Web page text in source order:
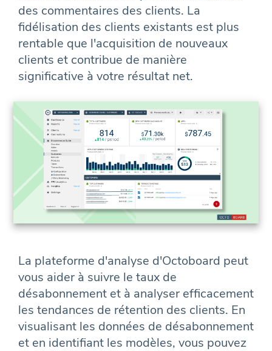
des commentaires des clients. La
fidélisation des clients existants est plus
rentable que l'acquisition de nouveaux
clients et contribue de manière
significative à votre résultat net.
La plateforme d'analyse d'Octoboard peut
vous aider à suivre le taux de
désabonnement et à analyser efficacement
les tendances de rétention des clients. En
visualisant les données de désabonnement
et en identifiant les modèles, vous pouvez